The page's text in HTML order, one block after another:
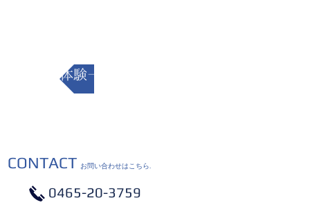
体験一覧にもどる
CONTACT お問い合わせはこちら.
0465-20-3759